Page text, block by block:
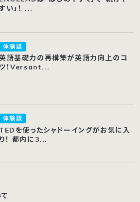
い」！ ...
体験談
語基礎力の再構築が英語力向上のコ
ツ！Versant...
体験談
TEDを使ったシャドーイングがお気に入
り！ 都内に3...